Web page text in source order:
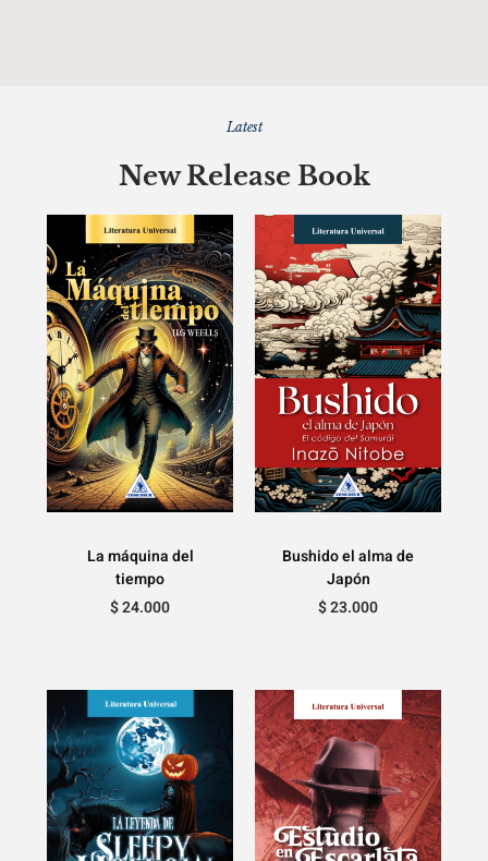
Latest
New Release Book
La máquina del
tiempo
$24.000
Bushido el alma de
Japón
$23.000